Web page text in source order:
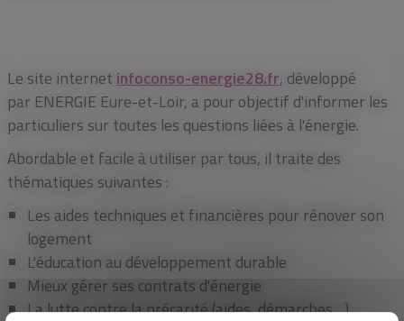
Le site internet infoconso-energie28.fr, développé
par ENERGIE Eure-et-Loir, a pour objectif d'informer les
particuliers sur toutes les questions liées à l'énergie.
Abordable et facile à utiliser par tous, il traite des
thématiques suivantes :
Les aides techniques et financières pour rénover son
logement
L'éducation au développement durable
Mieux gérer ses contrats d'énergie
La lutte contre la précarité (aides, démarches,...)